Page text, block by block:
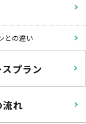
との違い
プラン
流れ